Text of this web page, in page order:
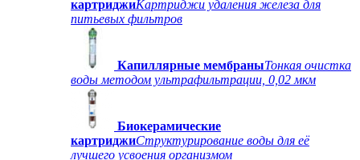
картриджиКартриджи удаления железа для
питьевых фильтров
Капиллярные мембраныТонкая очистка
воды методом ультрафильтрации, 0,02 мкм
Биокерамические
картриджиСтруктурирование воды для её
лучшего усвоения организмом